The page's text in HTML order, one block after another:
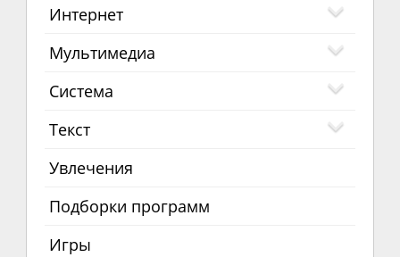
Интернет
Мультимедиа
Система
Текст
Увлечения
Подборки программ
Игры